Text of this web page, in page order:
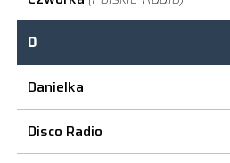
D
Danielka
Disco Radio